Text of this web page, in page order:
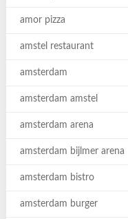
amor pizza
amstel restaurant
amsterdam
amsterdam amstel
amsterdam arena
amsterdam bijlmer arena
amsterdam bistro
amsterdam burger